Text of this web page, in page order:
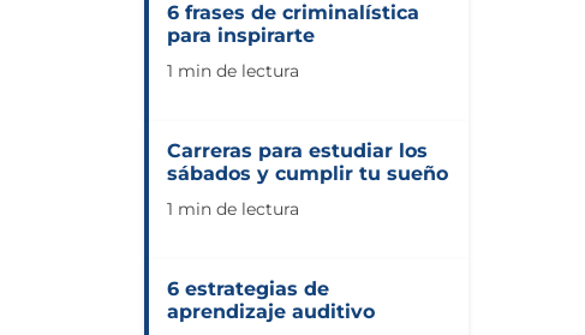
6 frases de criminalística
para inspirarte
1 min de lectura
Carreras para estudiar los
sábados y cumplir tu sueño
1 min de lectura
6 estrategias de
aprendizaje auditivo